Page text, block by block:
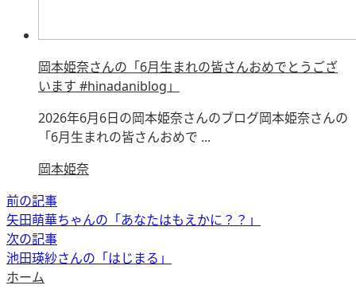
岡本姫奈さんの「6月生まれの皆さんおめでとうござ
います #hinadaniblog」
2026年6月6日の岡本姫奈さんのブログ岡本姫奈さんの
「6月生まれの皆さんおめで ...
岡本姫奈
前の記事
矢田萌華ちゃんの「あなたはもえかに？？」
次の記事
池田瑛紗さんの「はじまる」
ホーム